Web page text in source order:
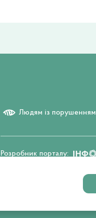
Розробник порталу: